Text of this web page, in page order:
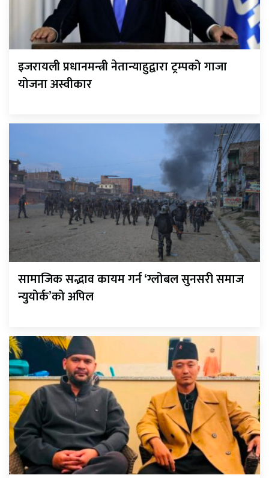
इजरायली प्रधानमन्त्री नेतान्याहुद्वारा ट्रम्पको गाजा
योजना अस्वीकार
सामाजिक सद्भाव कायम गर्न ‘ग्लोबल सुनसरी समाज
न्युयोर्क’को अपिल